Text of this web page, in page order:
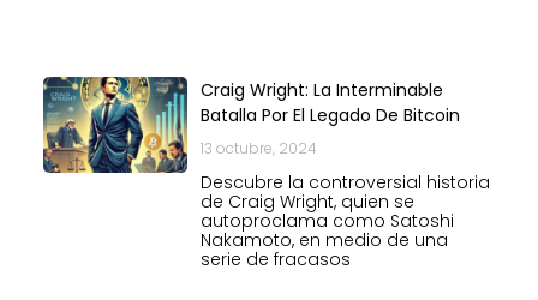
Craig Wright: La Interminable
Batalla Por El Legado De Bitcoin
13 octubre, 2024
Descubre la controversial historia
de Craig Wright, quien se
autoproclama como Satoshi
Nakamoto, en medio de una
serie de fracasos